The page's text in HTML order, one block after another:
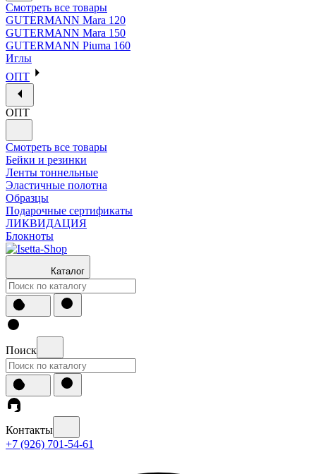
Смотреть все товары
GUTERMANN Mara 120
GUTERMANN Mara 150
GUTERMANN Piuma 160
Иглы
ОПТ
ОПТ
Смотреть все товары
Бейки и резинки
Ленты тоннельные
Эластичные полотна
Образцы
Подарочные сертификаты
ЛИКВИДАЦИЯ
Блокноты
Каталог
Поиск
Контакты
+7 (926) 701-54-61